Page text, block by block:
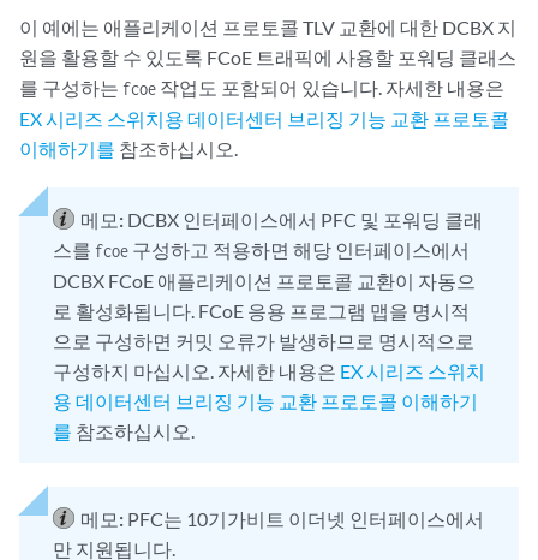
이 예에는 애플리케이션 프로토콜 TLV 교환에 대한 DCBX 지
원을 활용할 수 있도록 FCoE 트래픽에 사용할 포워딩 클래스
를 구성하는 fcoe 작업도 포함되어 있습니다. 자세한 내용은
EX 시리즈 스위치용 데이터센터 브리징 기능 교환 프로토콜
이해하기를 참조하십시오.
메모: DCBX 인터페이스에서 PFC 및 포워딩 클래
스를 fcoe 구성하고 적용하면 해당 인터페이스에서
DCBX FCoE 애플리케이션 프로토콜 교환이 자동으
로 활성화됩니다. FCoE 응용 프로그램 맵을 명시적
으로 구성하면 커밋 오류가 발생하므로 명시적으로
구성하지 마십시오. 자세한 내용은 EX 시리즈 스위치
용 데이터센터 브리징 기능 교환 프로토콜 이해하기
를 참조하십시오.
메모: PFC는 10기가비트 이더넷 인터페이스에서
만 지원됩니다.